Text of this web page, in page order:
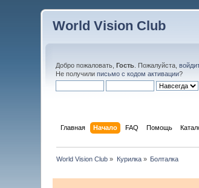
World Vision Club
Добро пожаловать,Гость . Пожалуйста,
Не получилиписьмо с кодом активации?
Главная Начало FAQ Помощь
World Vision Club » Курилка» Болталка